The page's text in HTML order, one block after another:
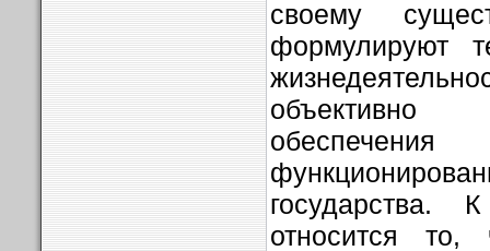
своему
формулируют
государства.
относится